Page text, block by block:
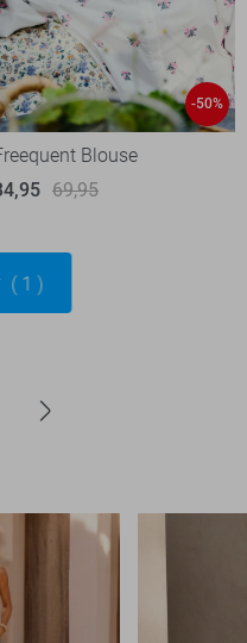
-50%
Blouse
69,95
1